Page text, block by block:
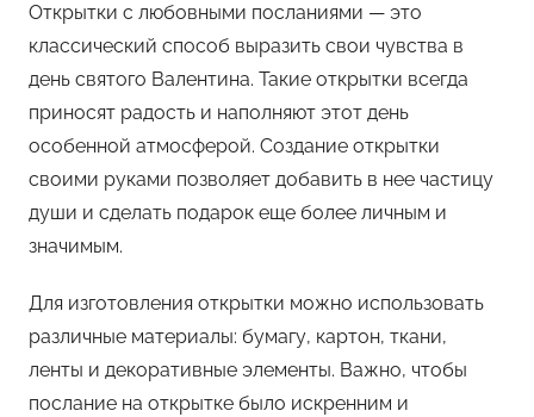
Открытки с любовными посланиями — это
классический способ выразить свои чувства в
день святого Валентина. Такие открытки всегда
приносят радость и наполняют этот день
особенной атмосферой. Создание открытки
своими руками позволяет добавить в нее частицу
души и сделать подарок еще более личным и
значимым.
Для изготовления открытки можно использовать
различные материалы: бумагу, картон, ткани,
ленты и декоративные элементы. Важно, чтобы
послание на открытке было искренним и